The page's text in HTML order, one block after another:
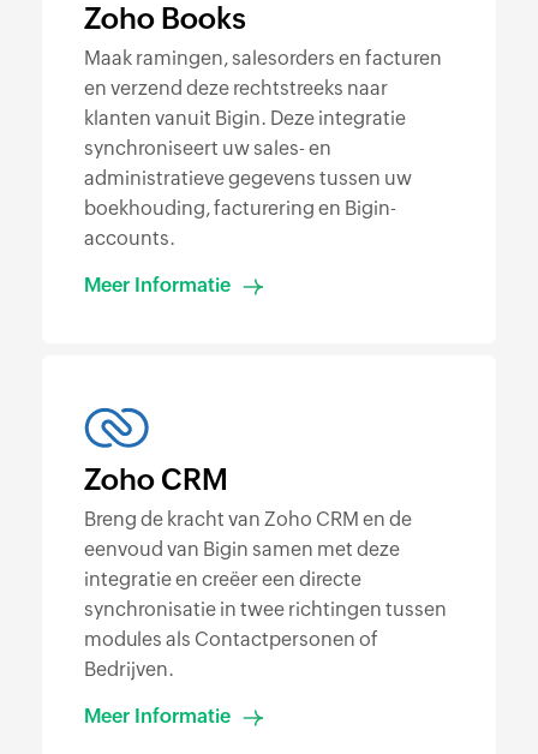
Zoho Books
Maak ramingen, salesorders en facturen
en verzend deze rechtstreeks naar
klanten vanuit Bigin. Deze integratie
synchroniseert uw sales- en
administratieve gegevens tussen uw
boekhouding, facturering en Bigin-
accounts.
Meer Informatie
Zoho CRM
Breng de kracht van Zoho CRM en de
eenvoud van Bigin samen met deze
integratie en creëer een directe
synchronisatie in twee richtingen tussen
modules als Contactpersonen of
Bedrijven.
Meer Informatie